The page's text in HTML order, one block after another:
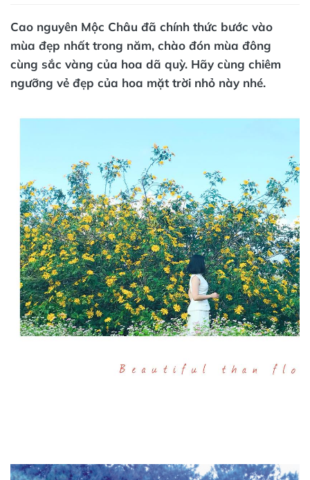
Cao nguyên Mộc Châu đã chính thức bước vào
mùa đẹp nhất trong năm, chào đón mùa đông
cùng sắc vàng của hoa dã quỳ. Hãy cùng chiêm
ngưỡng vẻ đẹp của hoa mặt trời nhỏ này nhé.